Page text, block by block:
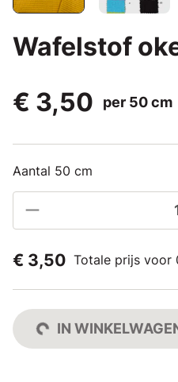
Wafelstof
€ 3,50
per 50 cm
Aantal 50 cm
€ 3,50 Totale prijs voor
IN